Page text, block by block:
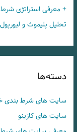
+ معرفی استراتژی
تحلیل پلیموث و
دسته‌ها
سایت های شرط بندی
سایت های کازینو